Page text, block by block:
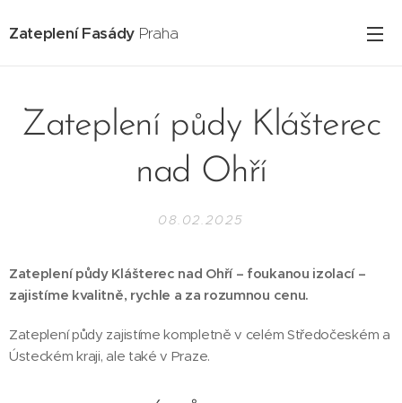
Zateplení Fasády Praha
Zateplení půdy Klášterec
nad Ohří
08.02.2025
Zateplení půdy Klášterec nad Ohří – foukanou izolací –
zajistíme kvalitně, rychle a za rozumnou cenu.
Zateplení půdy zajistíme kompletně v celém Středočeském a
Ústeckém kraji, ale také v Praze.